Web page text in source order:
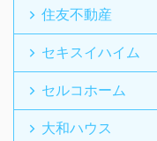
住友不動産
セキスイハイム
セルコホーム
大和ハウス